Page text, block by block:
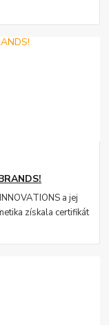
a jej
získala certifikát